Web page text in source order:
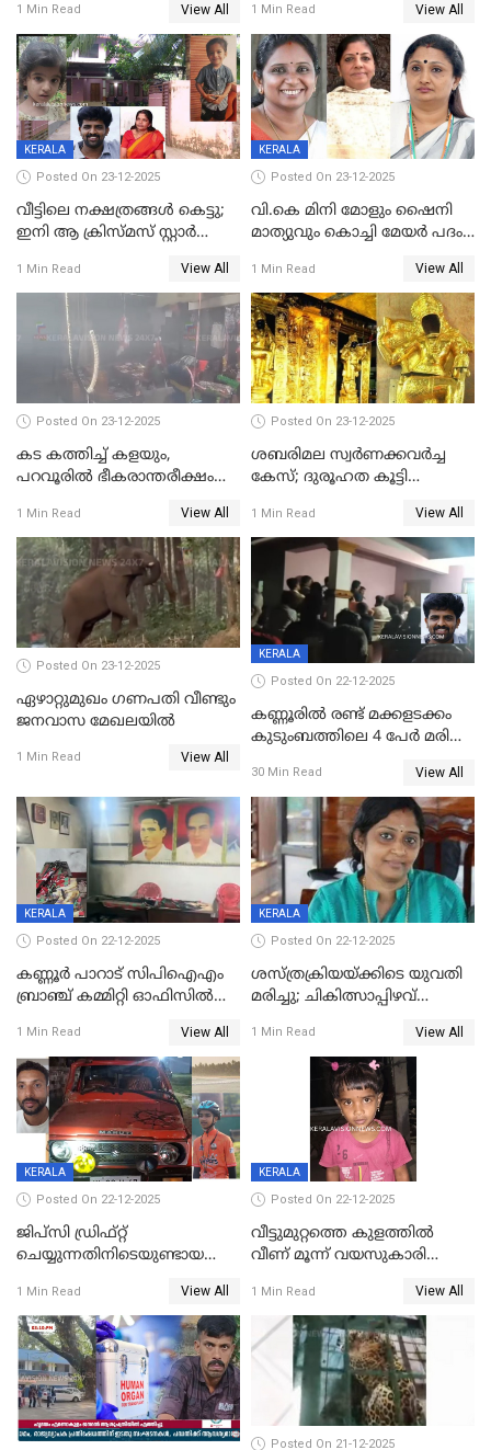
നടപടി;സ്ഥാപനങ്ങൾക്കെതിരെ
രണ്ട് കേസുകൾ
1 Min Read View All
മരണത്തിന് കീഴടങ്ങി
1 Min Read View All
KERALA
Posted On 23-12-2025
വീട്ടിലെ നക്ഷത്രങ്ങൾ കെട്ടു;
ഇനി ആ ക്രിസ്മസ് സ്റ്റാർ
വേണ്ടിയുള്ള
പിടിവലിക്കിടയിൽ
അപ്പൂപ്പനെതിരെ പോക്സോ
കേസ് ഒടുവിൽ 4 ജീവനുകൾ
പൊലിഞ്ഞു
1 Min Read View All
KERALA
Posted On 23-12-2025
വി.കെ മിനി മോളും ഷൈനി
മാത്യുവും കൊച്ചി മേയർ പദം
മേയറാകില്ല
1 Min Read View All
Posted On 23-12-2025
കട കത്തിച്ച് കളയും,
പറവൂരില്‍ ഭീകരാന്തരീക്ഷം
1 Min Read View All
Posted On 23-12-2025
ശബരിമല സ്വര്‍ണക്കവര്‍ച്ച
കേസ്; ദുരൂഹത കൂട്ടി
1 Min Read View All
Posted On 23-12-2025
ഏഴാറ്റുമുഖം ഗണപതി വീണ്ടും
ജനവാസ മേഖലയിൽ
1 Min Read View All
KERALA
Posted On 22-12-2025
കണ്ണൂരിൽ രണ്ട് മക്കളടക്കം
കുടുംബത്തിലെ 4 പേർ മരിച്ച
30 Min Read View All
KERALA
Posted On 22-12-2025
കണ്ണൂർ പാറാട് സിപിഐഎം
ബ്രാഞ്ച് കമ്മിറ്റി ഓഫിസിൽ
ചിത്രങ്ങളടക്കം കത്തിയ
നിലയിൽ
1 Min Read View All
KERALA
Posted On 22-12-2025
ശസ്ത്രക്രിയയ്‌ക്കിടെ യുവതി
മരിച്ചു; ചികിത്സാപ്പിഴവ്
സംഭവം മാവേലിക്കരയിൽ
1 Min Read View All
KERALA
Posted On 22-12-2025
ജിപ്സി ഡ്രിഫ്റ്റ്
ചെയ്യുന്നതിനിടെയുണ്ടായ
ദാരുണാന്ത്യം; ജീപ്സി
ഓടിച്ചയാൾ അറസ്റ്റിൽ.
1 Min Read View All
KERALA
Posted On 22-12-2025
വീട്ടുമുറ്റത്തെ കുളത്തിൽ
വീണ് മൂന്ന് വയസുകാരി
1 Min Read View All
Posted On 21-12-2025